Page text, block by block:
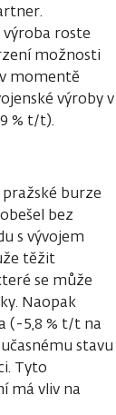
roste
možnosti
momentě
výroby v
% t/t).
burze
bez
s vývojem
těžit
se může
Naopak
(-5,8 % t/t na
stavu
Tyto
má vliv na